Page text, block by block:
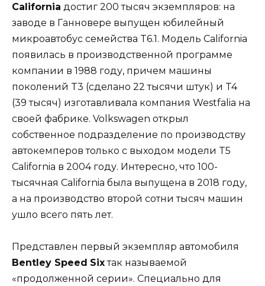
California достиг 200 тысяч экземпляров: на
заводе в Ганновере выпущен юбилейный
микроавтобус семейства T6.1. Модель California
появилась в производственной программе
компании в 1988 году, причем машины
поколений T3 (сделано 22 тысячи штук) и T4
(39 тысяч) изготавливала компания Westfalia на
своей фабрике. Volkswagen открыл
собственное подразделение по производству
автокемперов только с выходом модели T5
California в 2004 году. Интересно, что 100-
тысячная California была выпущена в 2018 году,
а на производство второй сотни тысяч машин
ушло всего пять лет.
Представлен первый экземпляр автомобиля
Bentley Speed Sixтак называемой
«продолженной серии». Специально для